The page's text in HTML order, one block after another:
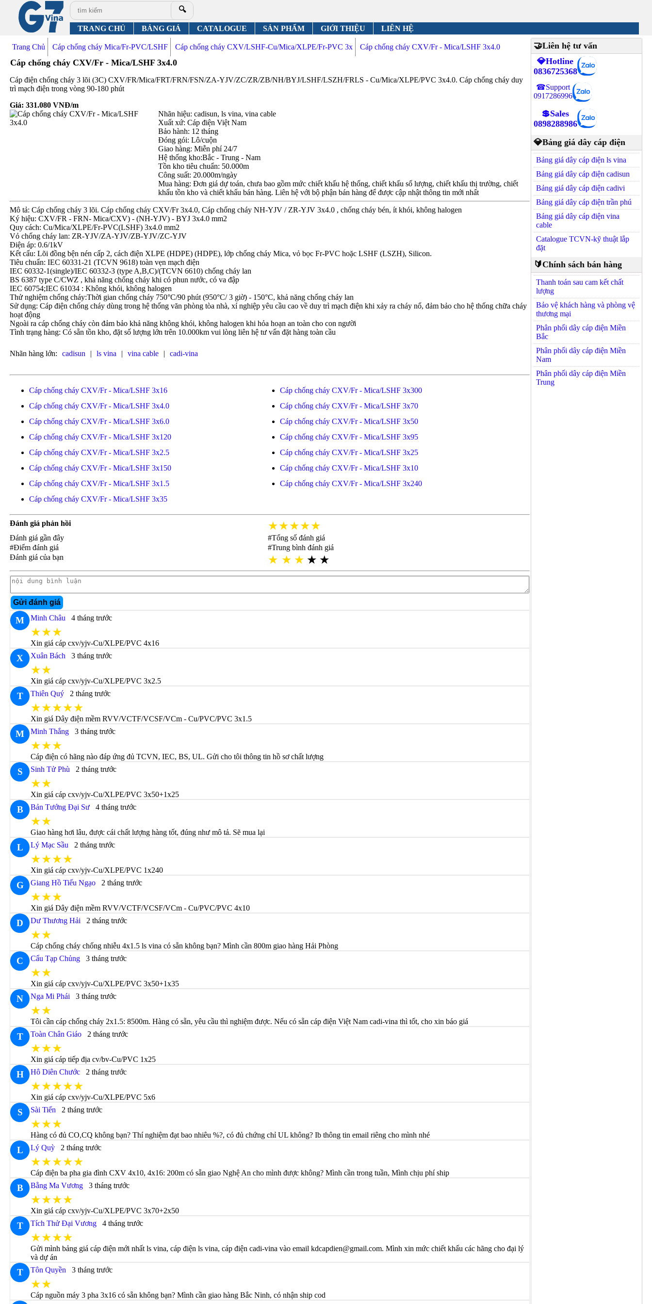
🔍
TRANG CHỦ BẢNG GIÁ CATALOGUE SẢN PHẨM GIỚI THIỆU LIÊN HỆ
Trang Chủ Cáp chống cháy Mica/Fr-PVC/LSHF Cáp chống cháy CXV/LSHF-Cu/Mica/XLPE/Fr-PVC 3x Cáp chống cháy CXV/Fr - Mica/LSHF 3x4.0
Cáp chống cháy CXV/Fr - Mica/LSHF 3x4.0
Cáp điện chống cháy 3 lõi (3C) CXV/FR/Mica/FRT/FRN/FSN/ZA-YJV/ZC/ZR/ZB/NH/BYJ/LSHF/LSZH/FRLS - Cu/Mica/XLPE/PVC 3x4.0. Cáp chống cháy duy
trì mạch điện trong vòng 90-180 phút
Giá:331.080 VNĐ/m
Nhãn hiệu: cadisun, ls vina, vina cable
Xuất xứ: Cáp điện Việt Nam
Bảo hành: 12 tháng
Đóng gói: Lô/cuộn
Giao hàng: Miễn phí 24/7
Hệ thống kho:Bắc - Trung - Nam
Tồn kho tiêu chuẩn: 50.000m
Công suất: 20.000m/ngày
Mua hàng: Đơn giá dự toán, chưa bao gồm mức chiết khấu hệ thống, chiết khấu số lượng, chiết khấu thị trường, chiết
khấu tồn kho và chiết khấu bán hàng. Liên hệ với bộ phận bán hàng để được cập nhật thông tin mới nhất
Mô tả: Cáp chống cháy 3 lõi. Cáp chống cháy CXV/Fr 3x4.0, Cáp chống cháy NH-YJV / ZR-YJV 3x4.0 , chống cháy bén, ít khói, không halogen
Ký hiệu: CXV/FR - FRN- Mica/CXV) - (NH-YJV) - BYJ 3x4.0 mm2
Quy cách: Cu/Mica/XLPE/Fr-PVC(LSHF) 3x4.0 mm2
Vỏ chống cháy lan: ZR-YJV/ZA-YJV/ZB-YJV/ZC-YJV
Điện áp: 0.6/1kV
Kết cấu: Lõi đồng bện nén cấp 2, cách điện XLPE (HDPE) (HDPE), lớp chống cháy Mica, vỏ bọc Fr-PVC hoặc LSHF (LSZH), Silicon.
Tiêu chuẩn: IEC 60331-21 (TCVN 9618) toàn vẹn mạch điện
IEC 60332-1(single)/IEC 60332-3 (type A,B,C)/(TCVN 6610) chống cháy lan
BS 6387 type C/CWZ , khả năng chống cháy khi có phun nước, có va đập
IEC 60754;IEC 61034 : Không khói, không halogen
Thử nghiệm chống cháy:Thời gian chống cháy 750°C/90 phút (950°C/ 3 giờ) - 150°C, khả năng chống cháy lan
Sử dụng: Cáp điện chống cháy dùng trong hệ thống văn phòng tòa nhà, xí nghiệp yêu cầu cao về duy trì mạch điện khi xảy ra cháy nổ, đảm bảo cho hệ thống chữa cháy
hoạt động
Ngoài ra cáp chống cháy còn đảm bảo khả năng không khói, không halogen khi hỏa hoạn an toàn cho con người
Tình trạng hàng: Có sẵn tồn kho, đặt số lượng lớn trên 10.000km vui lòng liên hệ tư vấn đặt hàng toàn cầu
Nhãn hàng lớn: cadisun | ls vina | vina cable | cadi-vina
Cáp chống cháy CXV/Fr - Mica/LSHF 3x16
Cáp chống cháy CXV/Fr - Mica/LSHF 3x300
Cáp chống cháy CXV/Fr - Mica/LSHF 3x4.0
Cáp chống cháy CXV/Fr - Mica/LSHF 3x70
Cáp chống cháy CXV/Fr - Mica/LSHF 3x6.0
Cáp chống cháy CXV/Fr - Mica/LSHF 3x50
Cáp chống cháy CXV/Fr - Mica/LSHF 3x120
Cáp chống cháy CXV/Fr - Mica/LSHF 3x95
Cáp chống cháy CXV/Fr - Mica/LSHF 3x2.5
Cáp chống cháy CXV/Fr - Mica/LSHF 3x25
Cáp chống cháy CXV/Fr - Mica/LSHF 3x150
Cáp chống cháy CXV/Fr - Mica/LSHF 3x10
Cáp chống cháy CXV/Fr - Mica/LSHF 3x1.5
Cáp chống cháy CXV/Fr - Mica/LSHF 3x240
Cáp chống cháy CXV/Fr - Mica/LSHF 3x35
Đánh giá phản hồi ★★★★★
Đánh giá gần đây
#Tổng số đánh giá
#Điểm đánh giá
#Trung bình đánh giá
Đánh giá của bạn
★ ★ ★ ★ ★
Gửi đánh giá
M Minh Châu 4 tháng trước
★★★
Xin giá cáp cxv/yjv-Cu/XLPE/PVC 4x16
X Xuân Bách 3 tháng trước
★★
Xin giá cáp cxv/yjv-Cu/XLPE/PVC 3x2.5
T Thiên Quý 2 tháng trước
★★★★★
Xin giá Dây điện mềm RVV/VCTF/VCSF/VCm - Cu/PVC/PVC 3x1.5
M Minh Thắng 3 tháng trước
★★★
Cáp điện có hãng nào đáp ứng đủ TCVN, IEC, BS, UL. Gửi cho tôi thông tin hồ sơ chất lượng
S Sinh Tử Phù 2 tháng trước
★★
Xin giá cáp cxv/yjv-Cu/XLPE/PVC 3x50+1x25
B Bản Tướng Đại Sư 4 tháng trước
★★
Giao hàng hơi lâu, được cái chất lượng hàng tốt, đúng như mô tả. Sẽ mua lại
L Lý Mạc Sầu 2 tháng trước
★★★★
Xin giá cáp cxv/yjv-Cu/XLPE/PVC 1x240
G Giang Hồ Tiếu Ngạo 2 tháng trước
★★★
Xin giá Dây điện mềm RVV/VCTF/VCSF/VCm - Cu/PVC/PVC 4x10
D Dư Thương Hải 2 tháng trước
★★
Cáp chống cháy chống nhiễu 4x1.5 ls vina có sẵn không bạn? Mình cần 800m giao hàng Hải Phòng
C Cẩu Tạp Chủng 3 tháng trước
★★
Xin giá cáp cxv/yjv-Cu/XLPE/PVC 3x50+1x35
N Nga Mi Phái 3 tháng trước
★★
Tôi cần cáp chống cháy 2x1.5: 8500m. Hàng có sẵn, yêu cầu thì nghiệm được. Nếu có sẵn cáp điện Việt Nam cadi-vina thì tốt, cho xin báo giá
T Toàn Chân Giáo 2 tháng trước
★★★
Xin giá cáp tiếp địa cv/bv-Cu/PVC 1x25
H Hô Diên Chước 2 tháng trước
★★★★★
Xin giá cáp cxv/yjv-Cu/XLPE/PVC 5x6
S Sài Tiến 2 tháng trước
★★★
Hàng có đủ CO,CQ không bạn? Thí nghiệm đạt bao nhiêu %?, có đủ chứng chỉ UL không? Ib thông tin email riêng cho mình nhé
L Lý Quỳ 2 tháng trước
★★★★★
Cáp điện ba pha gia đình CXV 4x10, 4x16: 200m có sẵn giao Nghệ An cho mình được không? Mình cần trong tuần, Mình chịu phí ship
B Bằng Ma Vương 3 tháng trước
★★★★
Xin giá cáp cxv/yjv-Cu/XLPE/PVC 3x70+2x50
T Tích Thử Đại Vương 4 tháng trước
★★★★
Gửi mình bảng giá cáp điện mới nhất ls vina, cáp điện ls vina, cáp điện cadi-vina vào email kdcapdien@gmail.com. Mình xin mức chiết khấu các hãng cho đại lý
và dự án
T Tôn Quyền 3 tháng trước
★★
Cáp nguồn máy 3 pha 3x16 có sẵn không bạn? Mình cần giao hàng Bắc Ninh, có nhận ship cod
🤝Liên hệ tư vấn
💎Hotline
0836725368
☎Support
0917286996
💲Sales
0898288986
💎Bảng giá dây cáp điện
Bảng giá dây cáp điện ls vina
Bảng giá dây cáp điện cadisun
Bảng giá dây cáp điện cadivi
Bảng giá dây cáp điện trần phú
Bảng giá dây cáp điện vina
cable
Catalogue TCVN-kỹ thuật lắp
đặt
🔰Chính sách bán hàng
Thanh toán sau cam kết chất
lượng
Bảo vệ khách hàng và phòng vệ
thương mại
Phân phối dây cáp điện Miền
Bắc
Phân phối dây cáp điện Miền
Nam
Phân phối dây cáp điện Miền
Trung